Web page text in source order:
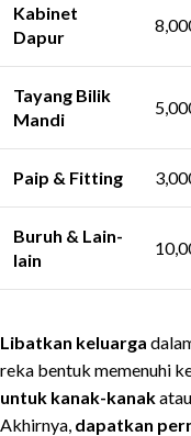
Kabinet
Dapur
Tayang Bilik
Mandi
Paip & Fitting
Buruh & Lain-
lain
Libatkan keluarga
reka bentuk memenuhi
untuk kanak-kanakatau
Akhirnya, dapatkan